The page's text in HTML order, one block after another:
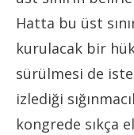
Hatta bu üst
kurulacak bir
sürülmesi de
izlediği
kongrede sıkça